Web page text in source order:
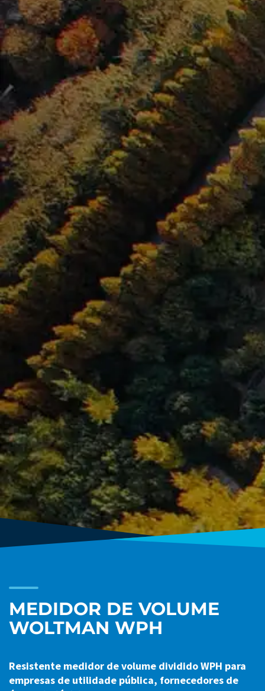
MEDIDOR DE VOLUME
WOLTMAN WPH
Resistente medidor de volume dividido WPH para
empresas de utilidade pública, fornecedores de